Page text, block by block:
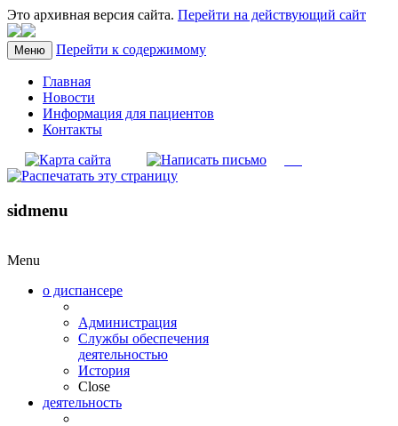
Это архивная версия сайта. Перейти на действующий сайт
Меню Перейти к содержимому
Главная
Новости
Информация для пациентов
Контакты
sidmenu
Menu
о диспансере
Администрация
Службы обеспечения
деятельностью
История
Close
деятельность